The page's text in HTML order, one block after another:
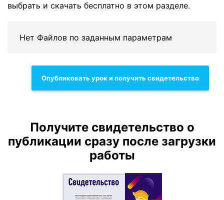
выбрать и скачать бесплатно в этом разделе.
Нет Файлов по заданным параметрам
Опубликовать урок и получить свидетельство
Получите свидетельство о
публикации сразу после загрузки
работы